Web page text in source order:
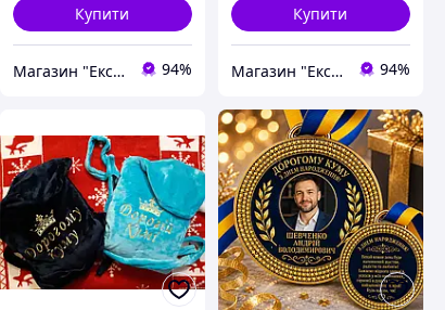
Купити
Магазин "Ексклюзив" 94%
Купити
Магазин "Ексклюзив" 94%